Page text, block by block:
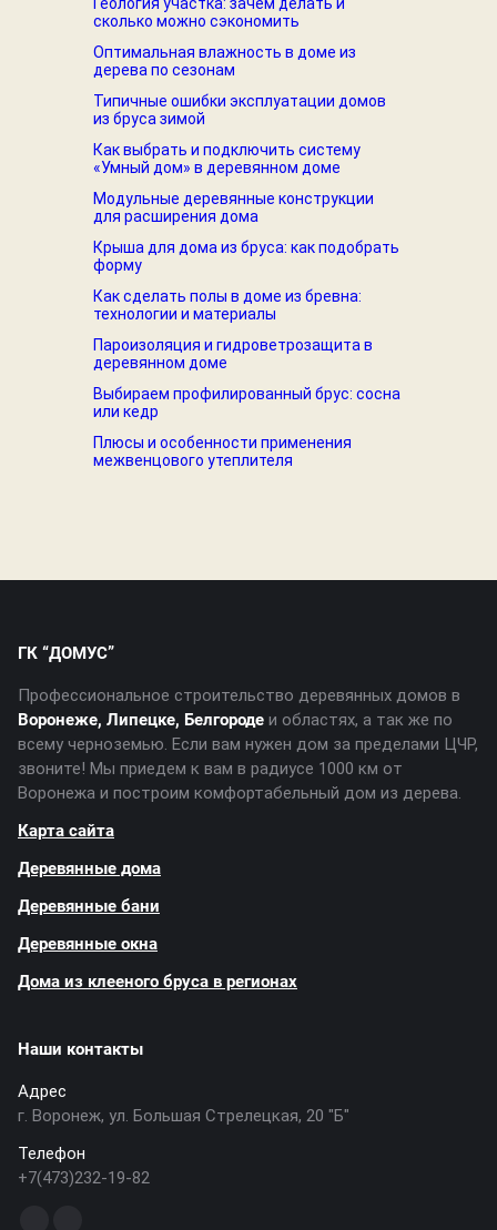
сколько можно сэкономить
Оптимальная влажность в доме из
дерева по сезонам
Типичные ошибки эксплуатации домов
из бруса зимой
Как выбрать и подключить систему
«Умный дом» в деревянном доме
Модульные деревянные конструкции
для расширения дома
Крыша для дома из бруса: как подобрать
форму
Как сделать полы в доме из бревна:
технологии и материалы
Пароизоляция и гидроветрозащита в
деревянном доме
Выбираем профилированный брус: сосна
или кедр
Плюсы и особенности применения
межвенцового утеплителя
ГК “ДОМУС”
Профессиональное строительство деревянных домов в
Воронеже, Липецке, Белгороде и областях, а так же по
всему черноземью. Если вам нужен дом за пределами ЦЧР,
звоните! Мы приедем к вам в радиусе 1000 км от
Воронежа и построим комфортабельный дом из дерева.
Карта сайта
Деревянные дома
Деревянные бани
Деревянные окна
Дома из клееного бруса в регионах
Наши контакты
Адрес
г. Воронеж, ул. Большая Стрелецкая, 20 "Б"
Телефон
+7(473)232-19-82